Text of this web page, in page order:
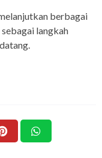
berbagai
langkah